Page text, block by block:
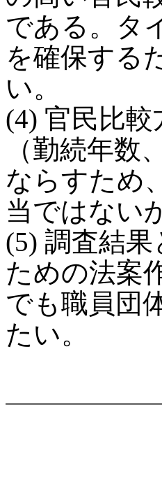
である。タ
を確保する
い。
(4) 官民比
（勤続年
ならすため
当ではない
(5) 調査結
ための法案
でも職員団
たい。